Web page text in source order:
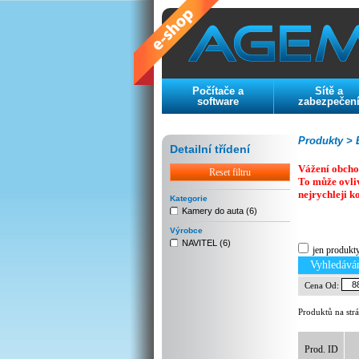
Počítače a
software
Sítě a
zabezpečení
Detailní třídení
Reset filtru
Kategorie
Kamery do auta (6)
Výrobce
NAVITEL (6)
Produkty >
Vážení
To může
nejrychleji
jen
Cena Od:
Produktů na
Prod. ID